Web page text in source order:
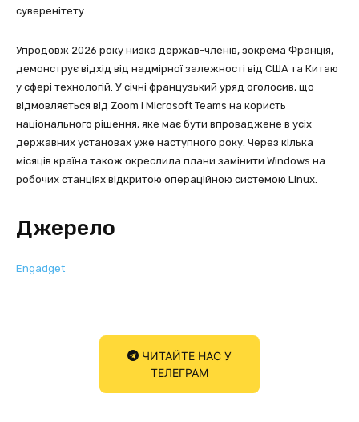
суверенітету.
Упродовж 2026 року низка держав-членів, зокрема Франція,
демонструє відхід від надмірної залежності від США та Китаю
у сфері технологій. У січні французький уряд оголосив, що
відмовляється від Zoom і Microsoft Teams на користь
національного рішення, яке має бути впроваджене в усіх
державних установах уже наступного року. Через кілька
місяців країна також окреслила плани замінити Windows на
робочих станціях відкритою операційною системою Linux.
Джерело
Engadget
ЧИТАЙТЕ НАС У
ТЕЛЕГРАМ